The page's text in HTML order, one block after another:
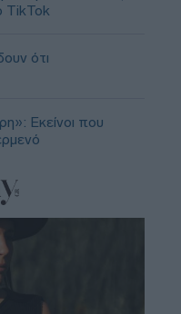
TikTok
ότι
Εκείνοι που